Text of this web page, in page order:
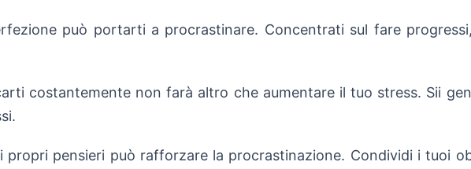
può portarti a procrastinare. Concentrati sul fare
costantemente non farà altro che aumentare il tuo stress. Sii
propri pensieri può rafforzare la procrastinazione. Condividi i tuoi